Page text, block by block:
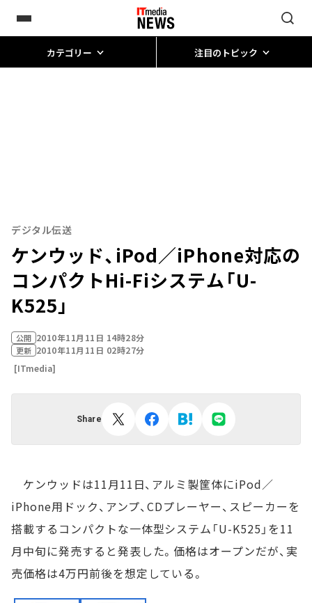
カテゴリー 注目のトピック
デジタル伝送
ケンウッド、iPod／iPhone対応の
コンパクトHi-Fiシステム「U-
K525」
公開 2010年11月11日 14時28分
更新 2010年11月11日 02時27分
[ITmedia]
Share
ケンウッドは11月11日、アルミ製筐体にiPod／
iPhone用ドック、アンプ、CDプレーヤー、スピーカーを
搭載するコンパクトな一体型システム「U-K525」を11
月中旬に発売すると発表した。価格はオープンだが、実
売価格は4万円前後を想定している。